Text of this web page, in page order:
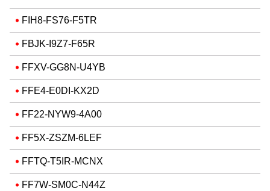
FIH8-FS76-F5TR
FBJK-I9Z7-F65R
FFXV-GG8N-U4YB
FFE4-E0DI-KX2D
FF22-NYW9-4A00
FF5X-ZSZM-6LEF
FFTQ-T5IR-MCNX
FF7W-SM0C-N44Z